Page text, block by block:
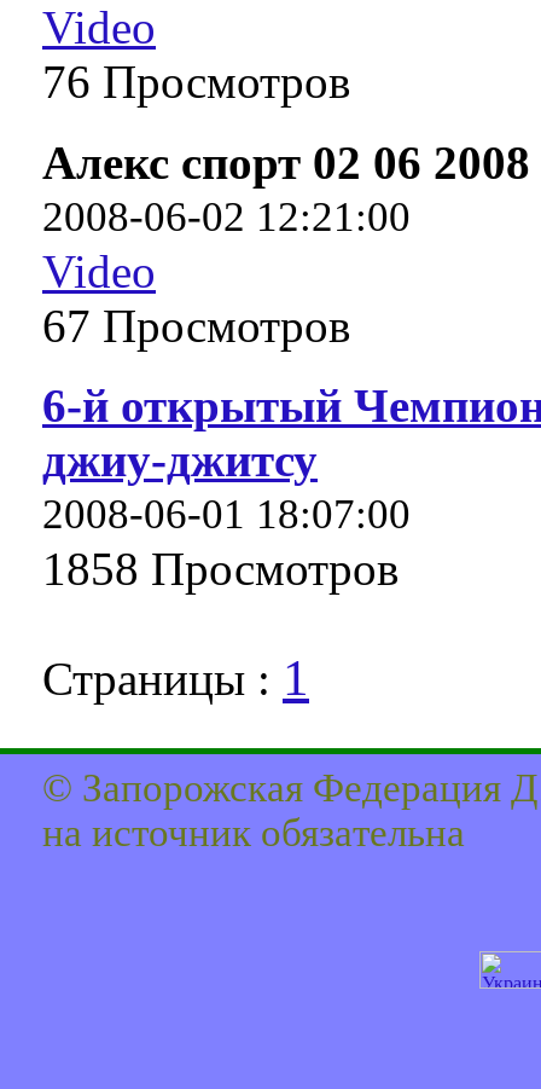
Video
76 Про­смот­ров
Алекс спорт 02 06 2008
2008-06-02 12:21:00
Video
67 Про­смот­ров
6-й открытый
джиу-джитсу
2008-06-01 18:07:00
1858 Про­смот­ров
Страницы : 1
© Запорожская Федерация
на источник обязaтельна